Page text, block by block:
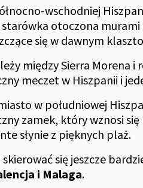
wschodniej
starówka otoczona
się w dawnym
między Sierra Morena
meczet w Hiszpanii i
w południowej
zamek, który wznosi
słynie z pięknych plaż.
skierować się jeszcze
i Malaga.